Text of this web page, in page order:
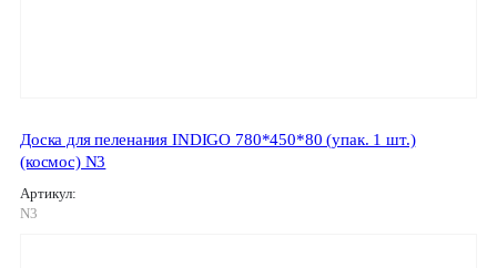
Доска для пеленания INDIGO 780*450*80 (упак. 1 шт.)
(космос) N3
Артикул:
N3